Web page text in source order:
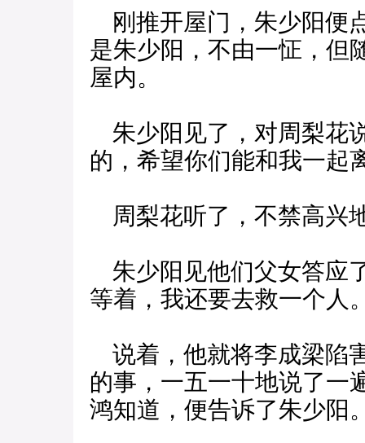
刚推开屋门，朱少阳便
是朱少阳，不由一怔，但
屋内。
朱少阳见了，对周梨花
的，希望你们能和我一起
周梨花听了，不禁高兴
朱少阳见他们父女答应
等着，我还要去救一个人
说着，他就将李成梁陷
的事，一五一十地说了一
鸿知道，便告诉了朱少阳